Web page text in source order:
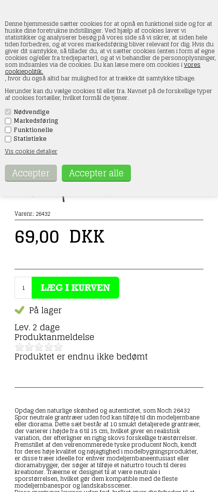
Denne hjemmeside sætter cookies for at opnå en funktionel side og for at
huske dine foretrukne indstillinger. Ved hjælp af cookies laver vi
statistikker og analyserer besøg på vores side så vi sikrer, at siden hele
tiden forbedres, og at vores markedsføring bliver relevant for dig. Hvis du
giver dit samtykke, så tillader du, at vi sætter cookies (enten i form af egne
cookies og/eller fra tredjeparter), og at vi behandler de personoplysninger,
som indsamles via de cookies. Du kan læse mere om cookies ivores
cookiepolitik.
, hvor du også altid har mulighed for at trække dit samtykke tilbage.
Herunder kan du vælge cookies til eller fra. Navnet på de forskellige typer
af cookies fortæller, hvilket formål de tjener.
Nødvendige
Markedsføring
Funktionelle
Statistiske
Vis cookie detaljer
Noch 26432 Spor neutrale grantræer uden
fod, 10 stk, 6-15 cm høje
Forside»Landskab»Noch»Grantræer
Varenr.: 26432
69,00 DKK
På lager
Lev. 2 dage
Produktanmeldelse
Produktet er endnu ikke bedømt
Opdag den naturlige skønhed og autenticitet, som Noch 26432
Spor neutrale grantræer uden fod kan tilføje til din modeljernbane
eller diorama. Dette sæt består af 10 smukt detaljerede grantræer,
der varierer i højde fra 6 til 15 cm, hvilket giver en realistisk
variation, der efterligner en rigtig skovs forskellige træstørrelser.
Fremstillet af den velrenommerede tyske producent Noch, kendt
for deres høje kvalitet og nøjagtighed i modelbygningsprodukter,
er disse træer ideelle for enhver modeljernbaneentusiast eller
dioramabygger, der søger at tilføje et naturtro touch til deres
kreationer. Træerne er designet til at være neutrale i
sporstørrelsen, hvilket gør dem kompatible med de fleste
modeljernbanespor og landskabsscener.